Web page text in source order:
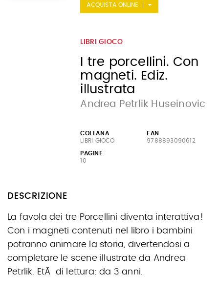
ACQUISTA ONLINE
LIBRI GIOCO
I tre porcellini. Con
magneti. Ediz.
illustrata
Andrea Petrlik Huseinovic
COLLANA
LIBRI GIOCO
EAN
9788893090612
PAGINE
10
DESCRIZIONE
La favola dei tre Porcellini diventa interattiva!
Con i magneti contenuti nel libro i bambini
potranno animare la storia, divertendosi a
completare le scene illustrate da Andrea
Petrlik. EtÃ di lettura: da 3 anni.